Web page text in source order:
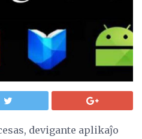
devigante aplikaĵo